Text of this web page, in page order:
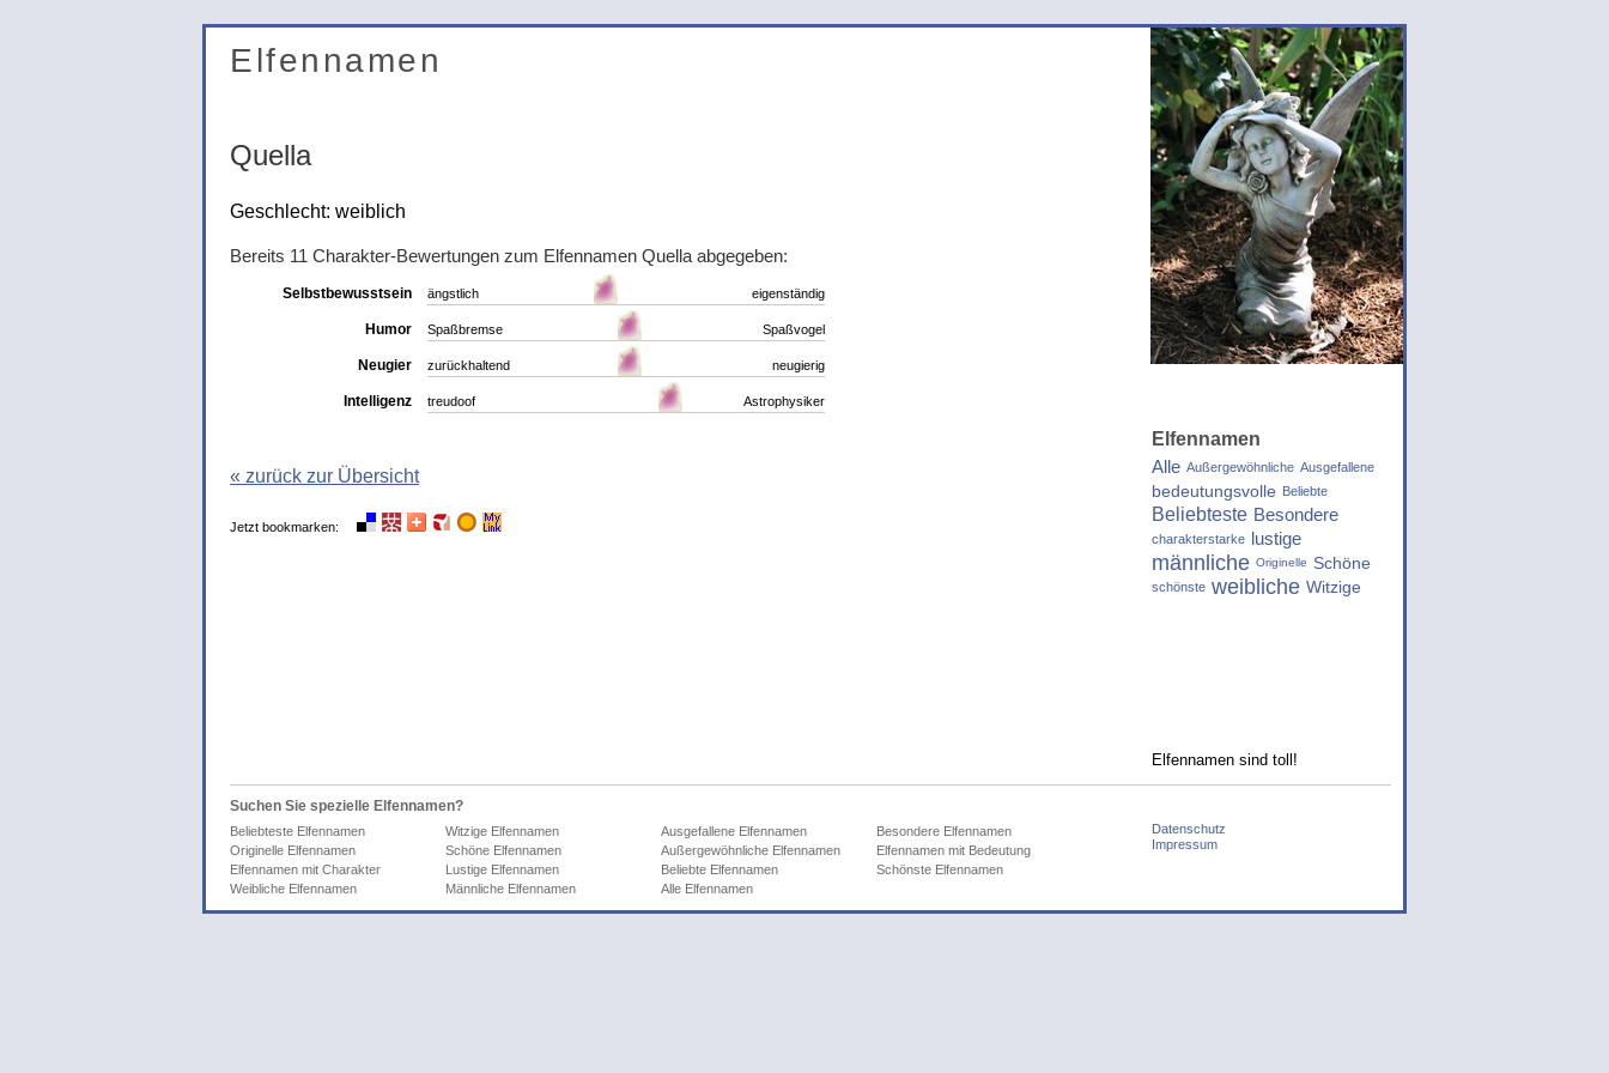
Elfennamen
Quella
Geschlecht: weiblich
Bereits 11 Charakter-Bewertungen zum Elfennamen Quella abgegeben:
Selbstbewusstsein ängstlich eigenständig
Humor Spaßbremse Spaßvogel
Neugier zurückhaltend neugierig
Intelligenz treudoof Astrophysiker
« zurück zur Übersicht
Jetzt bookmarken:
Elfennamen
Alle Außergewöhnliche Ausgefallene
bedeutungsvolle Beliebte
Beliebteste Besondere
charakterstarke lustige
männliche Originelle Schöne
schönste weibliche Witzige
Elfennamen sind toll!
Suchen Sie spezielle Elfennamen?
Beliebteste Elfennamen Witzige Elfennamen Ausgefallene Elfennamen
Besondere Elfennamen
Originelle Elfennamen
Schöne Elfennamen Außergewöhnliche Elfennamen
Elfennamen mit Bedeutung
Elfennamen mit Charakter
Lustige Elfennamen Beliebte Elfennamen
Schönste Elfennamen
Weibliche Elfennamen
Männliche Elfennamen Alle Elfennamen
Datenschutz
Impressum